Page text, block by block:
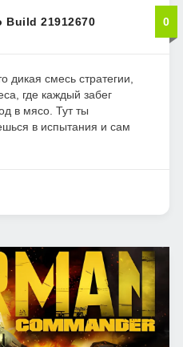
Build 21912670 0
дикая смесь стратегии,
где каждый забег
в мясо. Тут ты
в испытания и сам